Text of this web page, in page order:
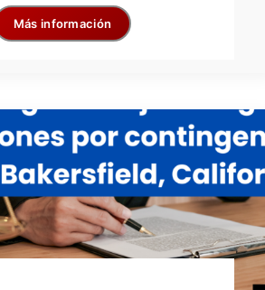
Más información